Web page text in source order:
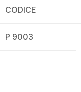
CODICE
P 9003